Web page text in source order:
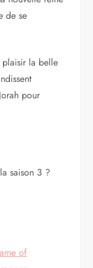
de se
plaisir la belle
pour
saison 3 ?